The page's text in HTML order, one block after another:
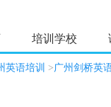
培训学校
英语培训 >广州剑桥英